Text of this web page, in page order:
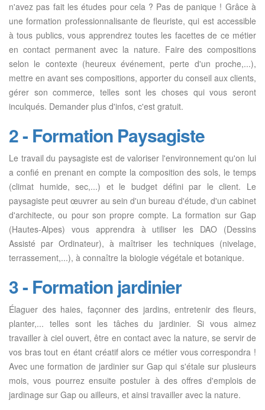
n'avez pas fait les études pour cela ? Pas de panique ! Grâce à
une formation professionnalisante de fleuriste, qui est accessible
à tous publics, vous apprendrez toutes les facettes de ce métier
en contact permanent avec la nature. Faire des compositions
selon le contexte (heureux événement, perte d'un proche,...),
mettre en avant ses compositions, apporter du conseil aux clients,
gérer son commerce, telles sont les choses qui vous seront
inculqués. Demander plus d'infos, c'est gratuit.
2 - Formation Paysagiste
Le travail du paysagiste est de valoriser l'environnement qu'on lui
a confié en prenant en compte la composition des sols, le temps
(climat humide, sec,...) et le budget défini par le client. Le
paysagiste peut œuvrer au sein d'un bureau d'étude, d'un cabinet
d'architecte, ou pour son propre compte. La formation sur Gap
(Hautes-Alpes) vous apprendra à utiliser les DAO (Dessins
Assisté par Ordinateur), à maîtriser les techniques (nivelage,
terrassement,...), à connaître la biologie végétale et botanique.
3 - Formation jardinier
Élaguer des haies, façonner des jardins, entretenir des fleurs,
planter,... telles sont les tâches du jardinier. Si vous aimez
travailler à ciel ouvert, être en contact avec la nature, se servir de
vos bras tout en étant créatif alors ce métier vous correspondra !
Avec une formation de jardinier sur Gap qui s'étale sur plusieurs
mois, vous pourrez ensuite postuler à des offres d'emplois de
jardinage sur Gap ou ailleurs, et ainsi travailler avec la nature.